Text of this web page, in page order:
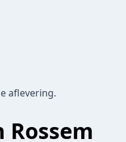
aflevering.